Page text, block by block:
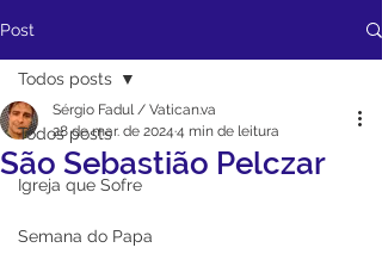
Post
Todos posts
Igreja que Sofre
Semana do Papa
Todos posts
São Sebastião Pelczar
Sérgio Fadul / Vatican.va
28 de mar. de 2024 4 min de leitura